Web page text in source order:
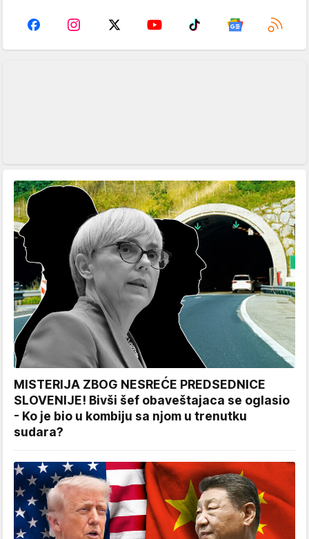
MISTERIJA ZBOG NESREĆE PREDSEDNICE
SLOVENIJE! Bivši šef obaveštajaca se oglasio
- Ko je bio u kombiju sa njom u trenutku
sudara?